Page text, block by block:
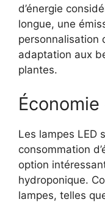
d’énergie
longue, une
personnalisation
adaptation aux
plantes.
Économie
Les lampes LED
consommation
option
hydroponique.
lampes, telles